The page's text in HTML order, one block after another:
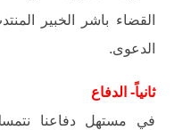
القضاء باشر الخبير
الدعوى.
ثانياً- الدفاع
في مستهل دفاعنا